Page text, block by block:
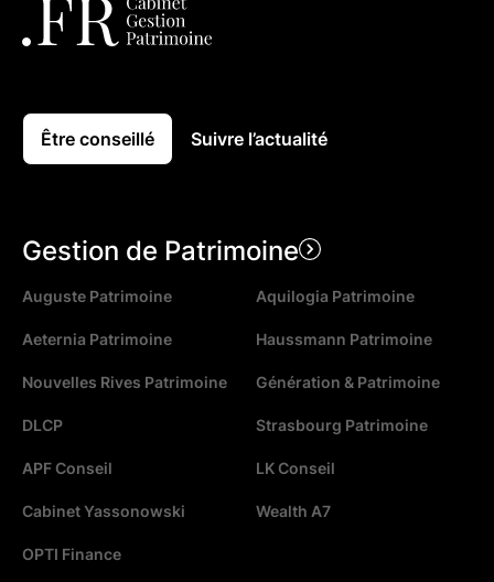
Être conseillé Suivre l’actualité
Gestion de Patrimoine
Auguste Patrimoine Aquilogia Patrimoine
Aeternia Patrimoine Haussmann Patrimoine
Nouvelles Rives Patrimoine Génération & Patrimoine
DLCP Strasbourg Patrimoine
APF Conseil LK Conseil
Cabinet Yassonowski Wealth A7
OPTI Finance